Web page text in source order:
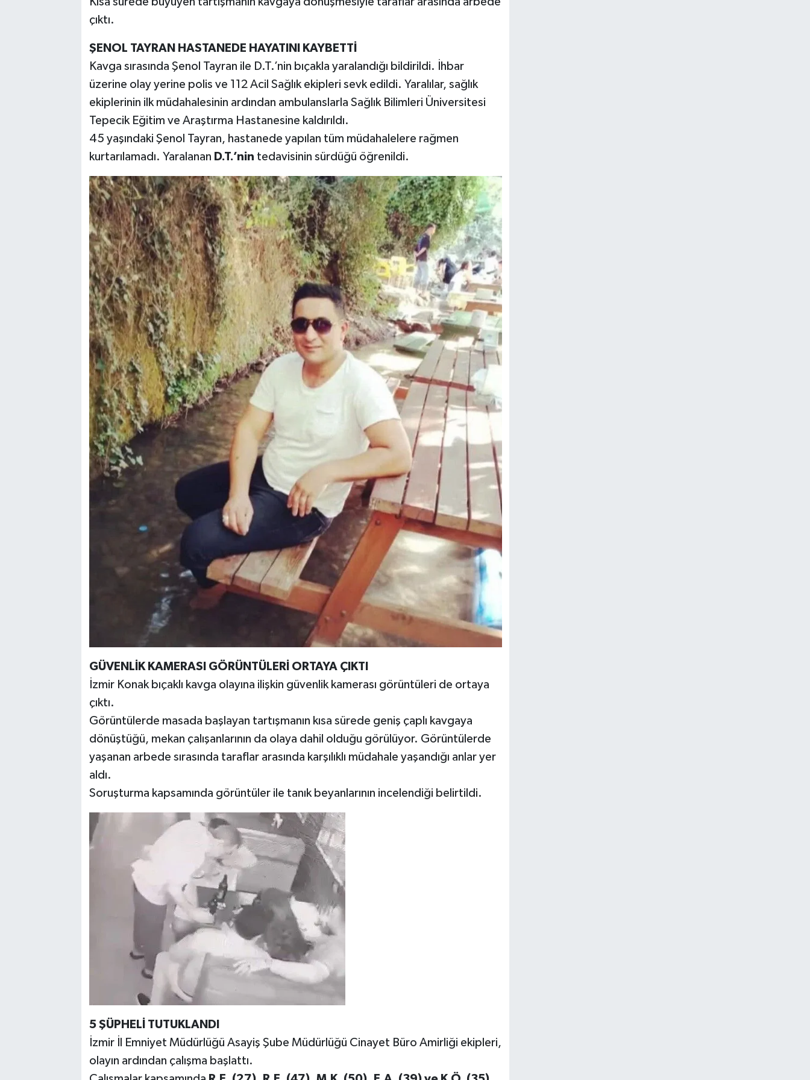
çıktı.
ŞENOL TAYRAN HASTANEDE HAYATINI KAYBETTİ
Kavga sırasında Şenol Tayran ile D.T.’nin bıçakla yaralandığı bildirildi. İhbar
üzerine olay yerine polis ve 112 Acil Sağlık ekipleri sevk edildi. Yaralılar, sağlık
ekiplerinin ilk müdahalesinin ardından ambulanslarla Sağlık Bilimleri Üniversitesi
Tepecik Eğitim ve Araştırma Hastanesine kaldırıldı.
45 yaşındaki Şenol Tayran, hastanede yapılan tüm müdahalelere rağmen
kurtarılamadı. Yaralanan D.T.’nin tedavisinin sürdüğü öğrenildi.
GÜVENLİK KAMERASI GÖRÜNTÜLERİ ORTAYA ÇIKTI
İzmir Konak bıçaklı kavga olayına ilişkin güvenlik kamerası görüntüleri de ortaya
çıktı.
Görüntülerde masada başlayan tartışmanın kısa sürede geniş çaplı kavgaya
dönüştüğü, mekan çalışanlarının da olaya dahil olduğu görülüyor. Görüntülerde
yaşanan arbede sırasında taraflar arasında karşılıklı müdahale yaşandığı anlar yer
aldı.
Soruşturma kapsamında görüntüler ile tanık beyanlarının incelendiği belirtildi.
5 ŞÜPHELİ TUTUKLANDI
İzmir İl Emniyet Müdürlüğü Asayiş Şube Müdürlüğü Cinayet Büro Amirliği ekipleri,
olayın ardından çalışma başlattı.